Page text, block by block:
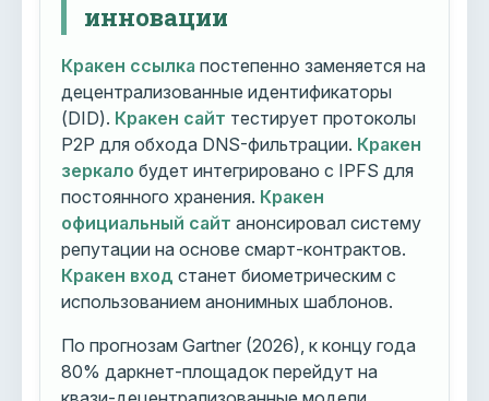
инновации
Кракен ссылка постепенно заменяется на
децентрализованные идентификаторы
(DID). Кракен сайт тестирует протоколы
P2P для обхода DNS-фильтрации. Кракен
зеркало будет интегрировано с IPFS для
постоянного хранения. Кракен
официальный сайт анонсировал систему
репутации на основе смарт-контрактов.
Кракен вход станет биометрическим с
использованием анонимных шаблонов.
По прогнозам Gartner (2026), к концу года
80% даркнет-площадок перейдут на